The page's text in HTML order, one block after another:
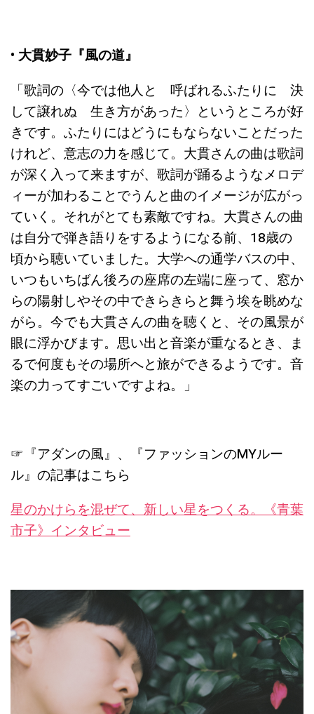
• 大貫妙子『風の道』
「歌詞の〈今では他人と 呼ばれるふたりに 決
して譲れぬ 生き方があった〉というところが好
きです。ふたりにはどうにもならないことだった
けれど、意志の力を感じて。大貫さんの曲は歌詞
が深く入って来ますが、歌詞が踊るようなメロデ
ィーが加わることでうんと曲のイメージが広がっ
ていく。それがとても素敵ですね。大貫さんの曲
は自分で弾き語りをするようになる前、18歳の
頃から聴いていました。大学への通学バスの中、
いつもいちばん後ろの座席の左端に座って、窓か
らの陽射しやその中できらきらと舞う埃を眺めな
がら。今でも大貫さんの曲を聴くと、その風景が
眼に浮かびます。思い出と音楽が重なるとき、ま
るで何度もその場所へと旅ができるようです。音
楽の力ってすごいですよね。」
☞『アダンの風』、『ファッションのMYルー
ル』の記事はこちら
星のかけらを混ぜて、新しい星をつくる。《青葉
市子》インタビュー